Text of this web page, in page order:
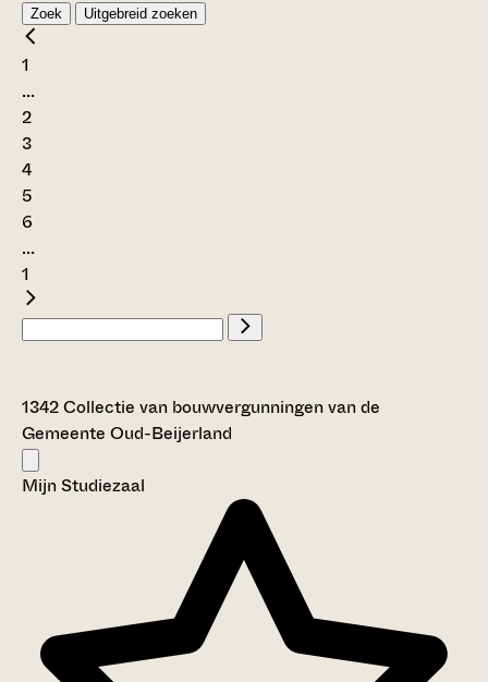
Zoek Uitgebreid zoeken
1
...
2
3
4
5
6
...
1
1342 Collectie van bouwvergunningen van de
Gemeente Oud-Beijerland
Mijn Studiezaal